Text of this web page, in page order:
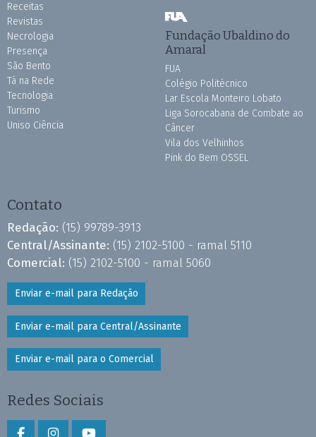
Receitas
Revistas
Necrologia
Presença
São Bento
Tá na Rede
Tecnologia
Turismo
Uniso Ciência
Fundação Ubaldino do
Amaral
FUA
Colégio Politécnico
Lar Escola Monteiro Lobato
Liga Sorocabana de Combate ao
Câncer
Vila dos Velhinhos
Pink do Bem OSSEL
Contato
Redação: (15) 99789-3913
Central/Assinante: (15) 2102-5100 - ramal 5110
Comercial: (15) 2102-5100 - ramal 5060
Enviar e-mail para Redação
Enviar e-mail para Central/Assinante
Enviar e-mail para o Comercial
Redes Sociais